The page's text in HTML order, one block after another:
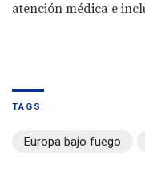
atención médica e
TAGS
Europa bajo fuego